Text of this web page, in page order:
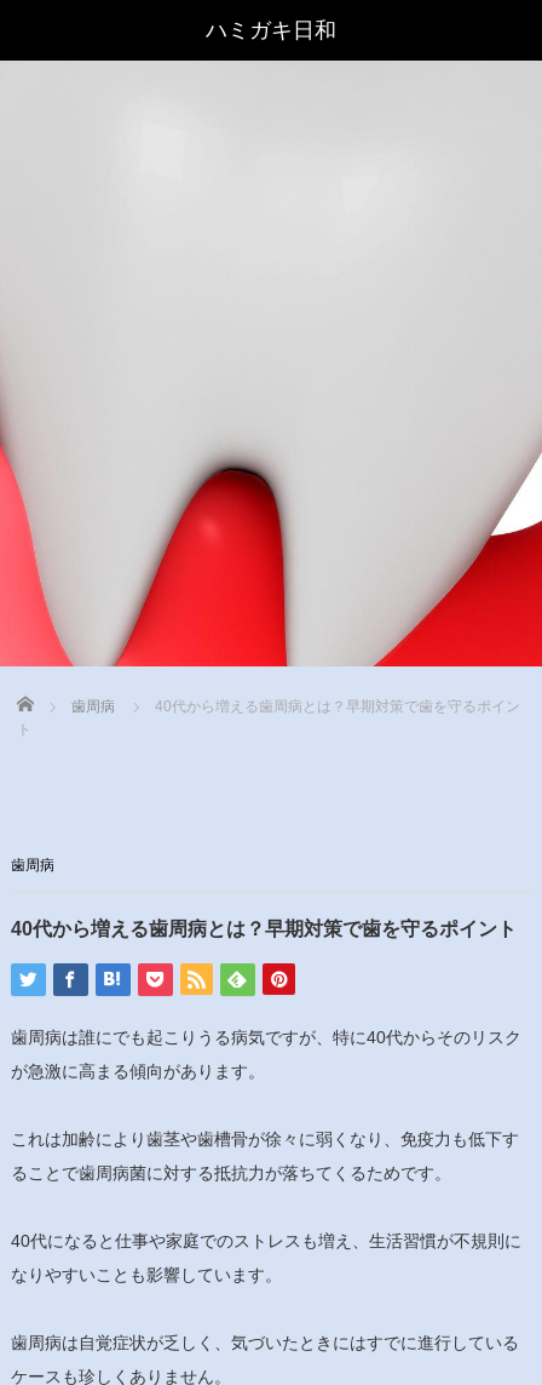
Home 歯周病
40代から増える歯周病とは？早期対策で歯を守るポイン
ト
歯周病
40代から増える歯周病とは？早期対策で歯を守るポイント
歯周病は誰にでも起こりうる病気ですが、特に40代からそのリスク
が急激に高まる傾向があります。
これは加齢により歯茎や歯槽骨が徐々に弱くなり、免疫力も低下す
ることで歯周病菌に対する抵抗力が落ちてくるためです。
40代になると仕事や家庭でのストレスも増え、生活習慣が不規則に
なりやすいことも影響しています。
歯周病は自覚症状が乏しく、気づいたときにはすでに進行している
ケースも珍しくありません。